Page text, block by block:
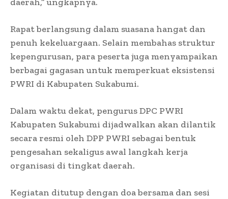
Rapat berlangsung dalam suasana hangat dan
penuh kekeluargaan. Selain membahas struktur
kepengurusan, para peserta juga menyampaikan
berbagai gagasan untuk memperkuat eksistensi
PWRI di Kabupaten Sukabumi.
Dalam waktu dekat, pengurus DPC PWRI
Kabupaten Sukabumi dijadwalkan akan dilantik
secara resmi oleh DPP PWRI sebagai bentuk
pengesahan sekaligus awal langkah kerja
organisasi di tingkat daerah.
Kegiatan ditutup dengan doa bersama dan sesi